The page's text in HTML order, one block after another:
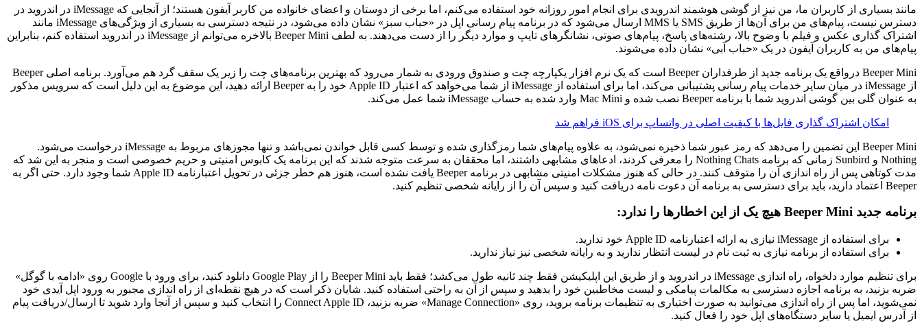
مانند بسیاری از کاربران ما، من نیز از گوشی هوشمند اندرویدی برای انجام امور روزانه خود استفاده می‌کنم، اما برخی از دوستان و اعضای خانواده من کاربر آیفون هستند؛ از آنجایی که iMessage در اندروید در
دسترس نیست، پیام‌های من برای آن‌ها از طریق SMS یا MMS ارسال می‌شود که در برنامه پیام رسانی اپل در «حباب سبز» نشان داده می‌شود، در نتیجه دسترسی به بسیاری از ویژگی‌های iMessage مانند
اشتراک گذاری عکس و فیلم با وضوح بالا، رشته‌های پاسخ، پیام‌های صوتی، نشانگر‌های تایپ و موارد دیگر را از دست می‌دهند. به لطف Beeper Mini بالاخره می‌توانم از iMessage در اندروید استفاده کنم، بنابراین
پیام‌های من به کاربران آیفون در یک «حباب آبی» نشان داده می‌شوند.
Beeper Mini در‌واقع یک برنامه جدید از طرفداران Beeper است که یک نرم افزار یکپارچه چت و صندوق ورودی به شمار می‌رود که بهترین برنامه‌های چت را زیر یک سقف گرد‌ هم می‌آورد. برنامه اصلی Beeper
از iMessage در میان سایر خدمات پیام رسانی پشتیبانی می‌کند، اما برای استفاده از iMessage از شما می‌خواهد که اعتبار Apple ID خود را به Beeper ارائه دهید، این موضوع به این دلیل است که سرویس مذکور
به عنوان گلی بین گوشی اندروید شما با برنامه Beeper نصب شده و Mac Mini وارد شده به حساب iMessage شما عمل می‌کند.
امکان اشتراک گذاری فایل‌ها با کیفیت اصلی در واتساپ برای iOS فراهم شد
Beeper Mini این تضمین را می‌دهد که رمز عبور شما ذخیره نمی‌شود، به علاوه پیام‌های شما رمزگذاری شده و توسط کسی قابل خواندن نمی‌باشد و تنها مجوز‌های مربوط به iMessage درخواست می‌شود.
Nothing و Sunbird زمانی که برنامه Nothing Chats را معرفی کردند، ادعا‌های مشابهی داشتند، اما محققان به سرعت متوجه شدند که این برنامه یک کابوس امنیتی و حریم خصوصی است و منجر به این شد که
مدت کوتاهی پس از راه اندازی آن را متوقف کنند. در حالی که هنوز مشکلات امنیتی مشابهی در برنامه Beeper یافت نشده است، هنوز هم خطر جزئی در تحویل اعتبارنامه Apple ID شما وجود دارد. حتی اگر به
Beeper اعتماد دارید، باید برای دسترسی به برنامه آن دعوت نامه دریافت کنید و سپس آن را از رایانه شخصی تنظیم کنید.
برنامه جدید Beeper Mini هیچ یک از این اخطار‌ها را ندارد:
برای استفاده از iMessage نیازی به ارائه اعتبارنامه Apple ID خود ندارید.
برای استفاده از برنامه نیازی به ثبت نام در لیست انتظار ندارید و به رایانه شخصی نیز نیاز ندارید.
برای تنظیم موارد دلخواه، راه اندازی iMessage در اندروید و از طریق این اپلیکیشن فقط چند ثانیه طول می‌کشد؛ فقط باید Beeper Mini را از Google Play دانلود کنید، برای ورود با Google روی «ادامه با گوگل»
ضربه بزنید، به برنامه اجازه دسترسی به مکالمات پیامکی و لیست مخاطبین خود را بدهید و سپس از آن به راحتی استفاده کنید. شایان ذکر است که در هیچ نقطه‌ای از راه اندازی مجبور به ورود اپل آیدی خود
نمی‌شوید، اما پس از راه اندازی می‌توانید به صورت اختیاری به تنظیمات برنامه بروید، روی «Manage Connection» ضربه بزنید، Connect Apple ID را انتخاب کنید و سپس از آنجا وارد شوید تا ارسال/دریافت پیام
از آدرس ایمیل یا سایر دستگاه‌های اپل خود را فعال کنید.